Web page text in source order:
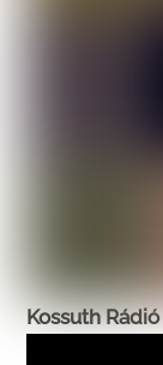
Kossuth Rádió